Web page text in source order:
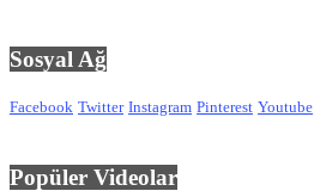
Sosyal Ağ
Facebook Twitter Instagram Pinterest Youtube
Popüler Videolar